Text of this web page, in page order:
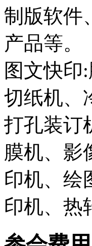
制版软件
产品等。
图文快印
切纸机、
打孔装订
膜机、影
印机、绘
印机、热